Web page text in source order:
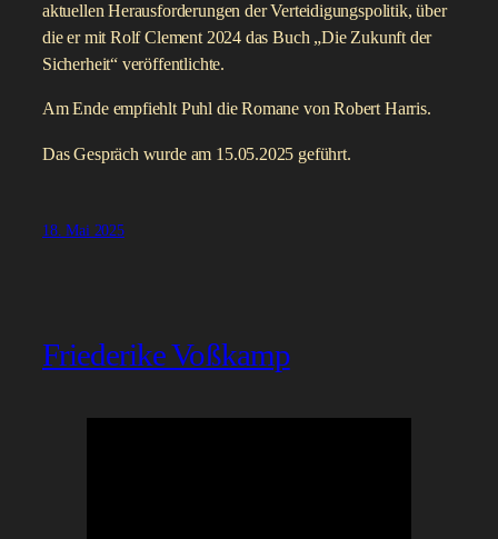
aktuellen Herausforderungen der Verteidigungspolitik, über
die er mit Rolf Clement 2024 das Buch „Die Zukunft der
Sicherheit“ veröffentlichte.
Am Ende empfiehlt Puhl die Romane von Robert Harris.
Das Gespräch wurde am 15.05.2025 geführt.
18. Mai 2025
Friederike Voßkamp